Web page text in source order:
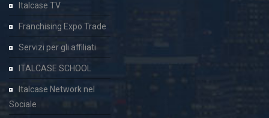
Italcase TV
Franchising Expo Trade
Servizi per gli affiliati
ITALCASE SCHOOL
Italcase Network nel
Sociale